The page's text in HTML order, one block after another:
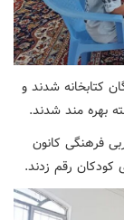
کتابخانه شدند و
بهره مند شدند.
فرهنگی کانون
کودکان رقم زدند.